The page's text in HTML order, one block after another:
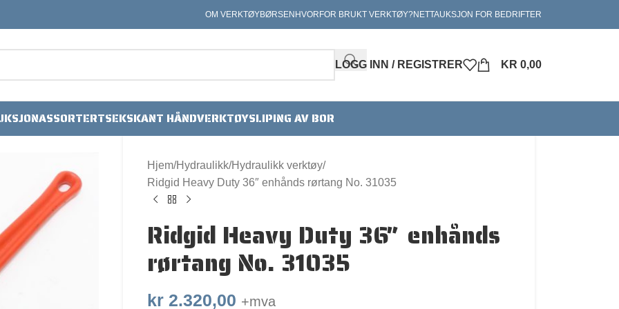
OM VERKTØYBØRSEN HVORFOR BRUKT VERKTØY?NETTAUKSJON FOR BEDRIFTER
LOGG INN / REGISTRER KR 0,00
ASSORTERTSEKSKANT HÅNDVERKTØYSLIPING AV BOR
Hjem Hydraulikk Hydraulikk verktøy
Ridgid Heavy Duty 36″ enhånds rørtang No. 31035
Ridgid Heavy Duty 36″ enhånds
rørtang No. 31035
kr2.320,00 +mva